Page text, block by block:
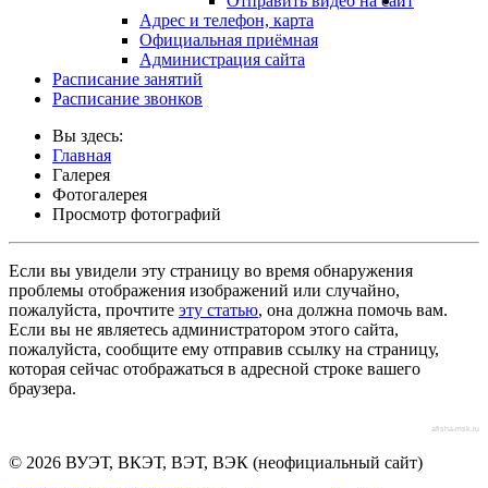
Адрес и телефон, карта
Официальная приёмная
Администрация сайта
Расписание занятий
Расписание звонков
Вы здесь:
Главная
Галерея
Фотогалерея
Просмотр фотографий
Если вы увидели эту страницу во время обнаружения
проблемы отображения изображений или случайно,
пожалуйста, прочтите эту статью, она должна помочь вам.
Если вы не являетесь администратором этого сайта,
пожалуйста, сообщите ему отправив ссылку на страницу,
которая сейчас отображаться в адресной строке вашего
браузера.
afisha-msk.ru
© 2026 ВУЭТ, ВКЭТ, ВЭТ, ВЭК (неофициальный сайт)